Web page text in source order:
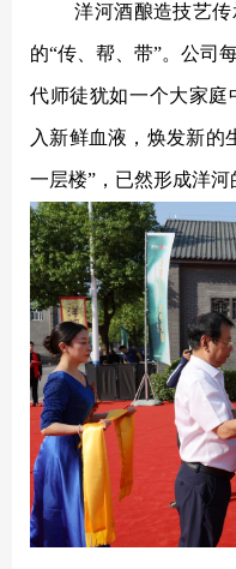
洋河酒酿造技艺传
的“传、帮、带”。公司
代师徒犹如一个大家庭
入新鲜血液，焕发新的
一层楼”，已然形成洋河